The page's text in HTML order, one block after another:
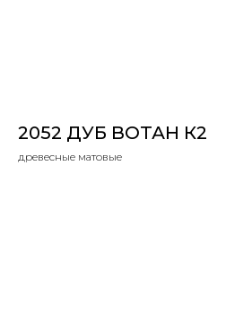
2052 ДУБ ВОТАН К2
древесные матовые